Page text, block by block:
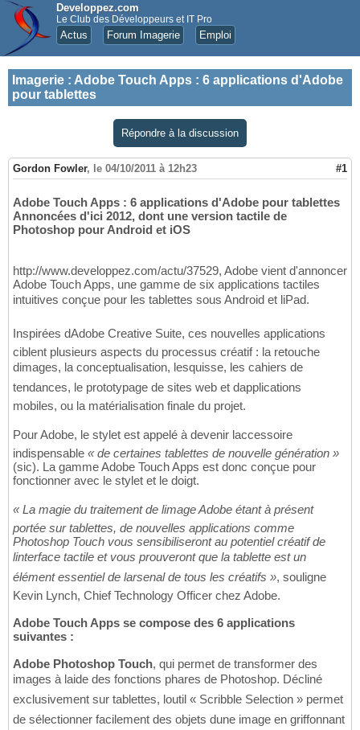
Developpez.com
Le Club des Développeurs et IT Pro
Actus Forum Imagerie Emploi
Imagerie : Adobe Touch Apps : 6 applications d'Adobe
pour tablettes
Répondre à la discussion
Gordon Fowler, le 04/10/2011 à 12h23 #1
Adobe Touch Apps : 6 applications d'Adobe pour tablettes
Annoncées d'ici 2012, dont une version tactile de
Photoshop pour Android et iOS
http://www.developpez.com/actu/37529, Adobe vient d'annoncer
Adobe Touch Apps, une gamme de six applications tactiles
intuitives conçue pour les tablettes sous Android et liPad.
Inspirées dAdobe Creative Suite, ces nouvelles applications
ciblent plusieurs aspects du processus créatif : la retouche
dimages, la conceptualisation, lesquisse, les cahiers de
tendances, le prototypage de sites web et dapplications
mobiles, ou la matérialisation finale du projet.
Pour Adobe, le stylet est appelé à devenir laccessoire
indispensable « de certaines tablettes de nouvelle génération »
(sic). La gamme Adobe Touch Apps est donc conçue pour
fonctionner avec le stylet et le doigt.
« La magie du traitement de limage Adobe étant à présent
portée sur tablettes, de nouvelles applications comme
Photoshop Touch vous sensibiliseront au potentiel créatif de
linterface tactile et vous prouveront que la tablette est un
élément essentiel de larsenal de tous les créatifs », souligne
Kevin Lynch, Chief Technology Officer chez Adobe.
Adobe Touch Apps se compose des 6 applications
suivantes :
Adobe Photoshop Touch, qui permet de transformer des
images à laide des fonctions phares de Photoshop. Décliné
exclusivement sur tablettes, loutil « Scribble Selection » permet
de sélectionner facilement des objets dune image en griffonnant